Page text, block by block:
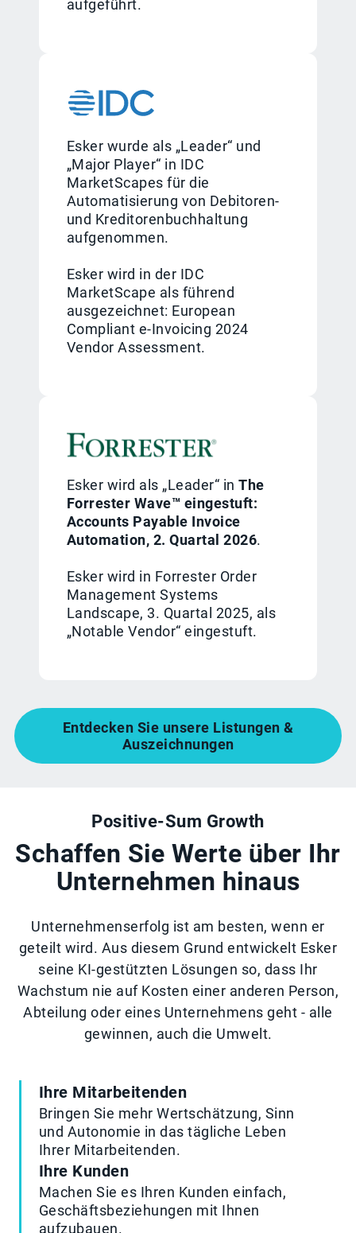
aufgeführt.
Esker wurde als „Leader“ und
„Major Player“ in IDC
MarketScapes für die
Automatisierung von Debitoren-
und Kreditorenbuchhaltung
aufgenommen.
Esker wird in der IDC
MarketScape als führend
ausgezeichnet: European
Compliant e-Invoicing 2024
Vendor Assessment.
Esker wird als „Leader“ inThe
Forrester Wave™ eingestuft:
Accounts Payable Invoice
Automation, 2. Quartal 2026.
Esker wird in Forrester Order
Management Systems
Landscape, 3. Quartal 2025, als
„Notable Vendor“ eingestuft.
Entdecken Sie unsere Listungen &
Auszeichnungen
Positive-Sum Growth
Schaffen Sie Werte über Ihr
Unternehmen hinaus
Unternehmenserfolg ist am besten, wenn er
geteilt wird. Aus diesem Grund entwickelt Esker
seine KI-gestützten Lösungen so, dass Ihr
Wachstum nie auf Kosten einer anderen Person,
Abteilung oder eines Unternehmens geht - alle
gewinnen, auch die Umwelt.
Ihre Mitarbeitenden
Bringen Sie mehr Wertschätzung, Sinn
und Autonomie in das tägliche Leben
Ihrer Mitarbeitenden.
Ihre Kunden
Machen Sie es Ihren Kunden einfach,
Geschäfts­beziehungen mit Ihnen
aufzubauen.